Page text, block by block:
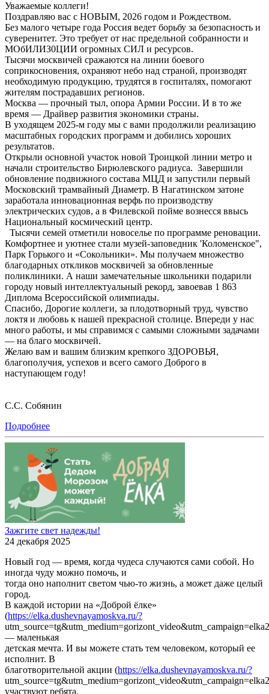
Уважаемые коллеги!
Поздравляю вас с НОВЫМ, 2026 годом и Рождеством.
Без малого четыре года Россия ведет борьбу за безопасность и
суверенитет. Это требует от нас предельной собранности и
МОбИЛИЗ0ЦИИ огромных СИЛ и ресурсов.
Тысячи москвичей сражаются на линии боевого
соприкосновения, охраняют небо над страной, производят
необходимую продукцию, трудятся в госпиталях, помогают
жителям пострадавших регионов.
Москва — прочный тыл, опора Армии России. И в то же
время — Драйвер развития экономики страны.
В уходящем 2025-м году мы с вами продолжили реализацию
масштабных городских программ и добились хороших
результатов.
Открыли основной участок новой Троицкой линии метро и
начали строительство Бирюлевского радиуса. Завершили
обновление подвижного состава МЦД и запустили первый
Московский трамвайный Диаметр. В Нагатинском затоне
заработала инновационная верфь по производству
электрических судов, а в Филевской пойме вознесся ввысь
Национальный космический центр.
Тысячи семей отметили новоселье по программе реновации.
Комфортнее и уютнее стали музей-заповедник 'Коломенское",
Парк Горького и «Сокольники». Мы получаем множество
благодарных откликов москвичей за обновленные
поликлиники. А наши замечательные школьники подарили
городу новый интеллектуальный рекорд, завоевав 1 863
Диплома Всероссийской олимпиады.
Спасибо, Дорогие коллеги, за плодотворный труд, чувство
локтя и любовь к нашей прекрасной столице. Впереди у нас
много работы, и мы справимся с самыми сложными задачами
— на благо москвичей.
Желаю вам и вашим близким крепкого ЗДОРОВЬЯ,
благополучия, успехов и всего самого Доброго в
наступающем году!
С.С. Собянин
Подробнее
Зажгите свет надежды!
24 декабря 2025
Новый год — время, когда чудеса случаются сами собой. Но
иногда чуду можно помочь, и
тогда оно наполнит светом чью-то жизнь, а может даже целый
город.
В каждой истории на «Доброй ёлке»
(https://elka.dushevnayamoskva.ru/?
— маленькая
детская мечта. И вы можете стать тем человеком, который ее
исполнит. В
благотворительной акции (https://elka.dushevnayamoskva.ru/?
участвуют ребята,